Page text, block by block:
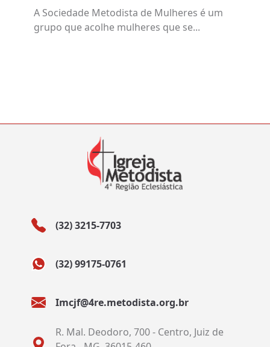
A Sociedade Metodista de Mulheres é um
grupo que acolhe mulheres que se...
(32) 3215-7703
(32) 99175-0761
Imcjf@4re.metodista.org.br
R. Mal. Deodoro, 700 - Centro, Juiz de